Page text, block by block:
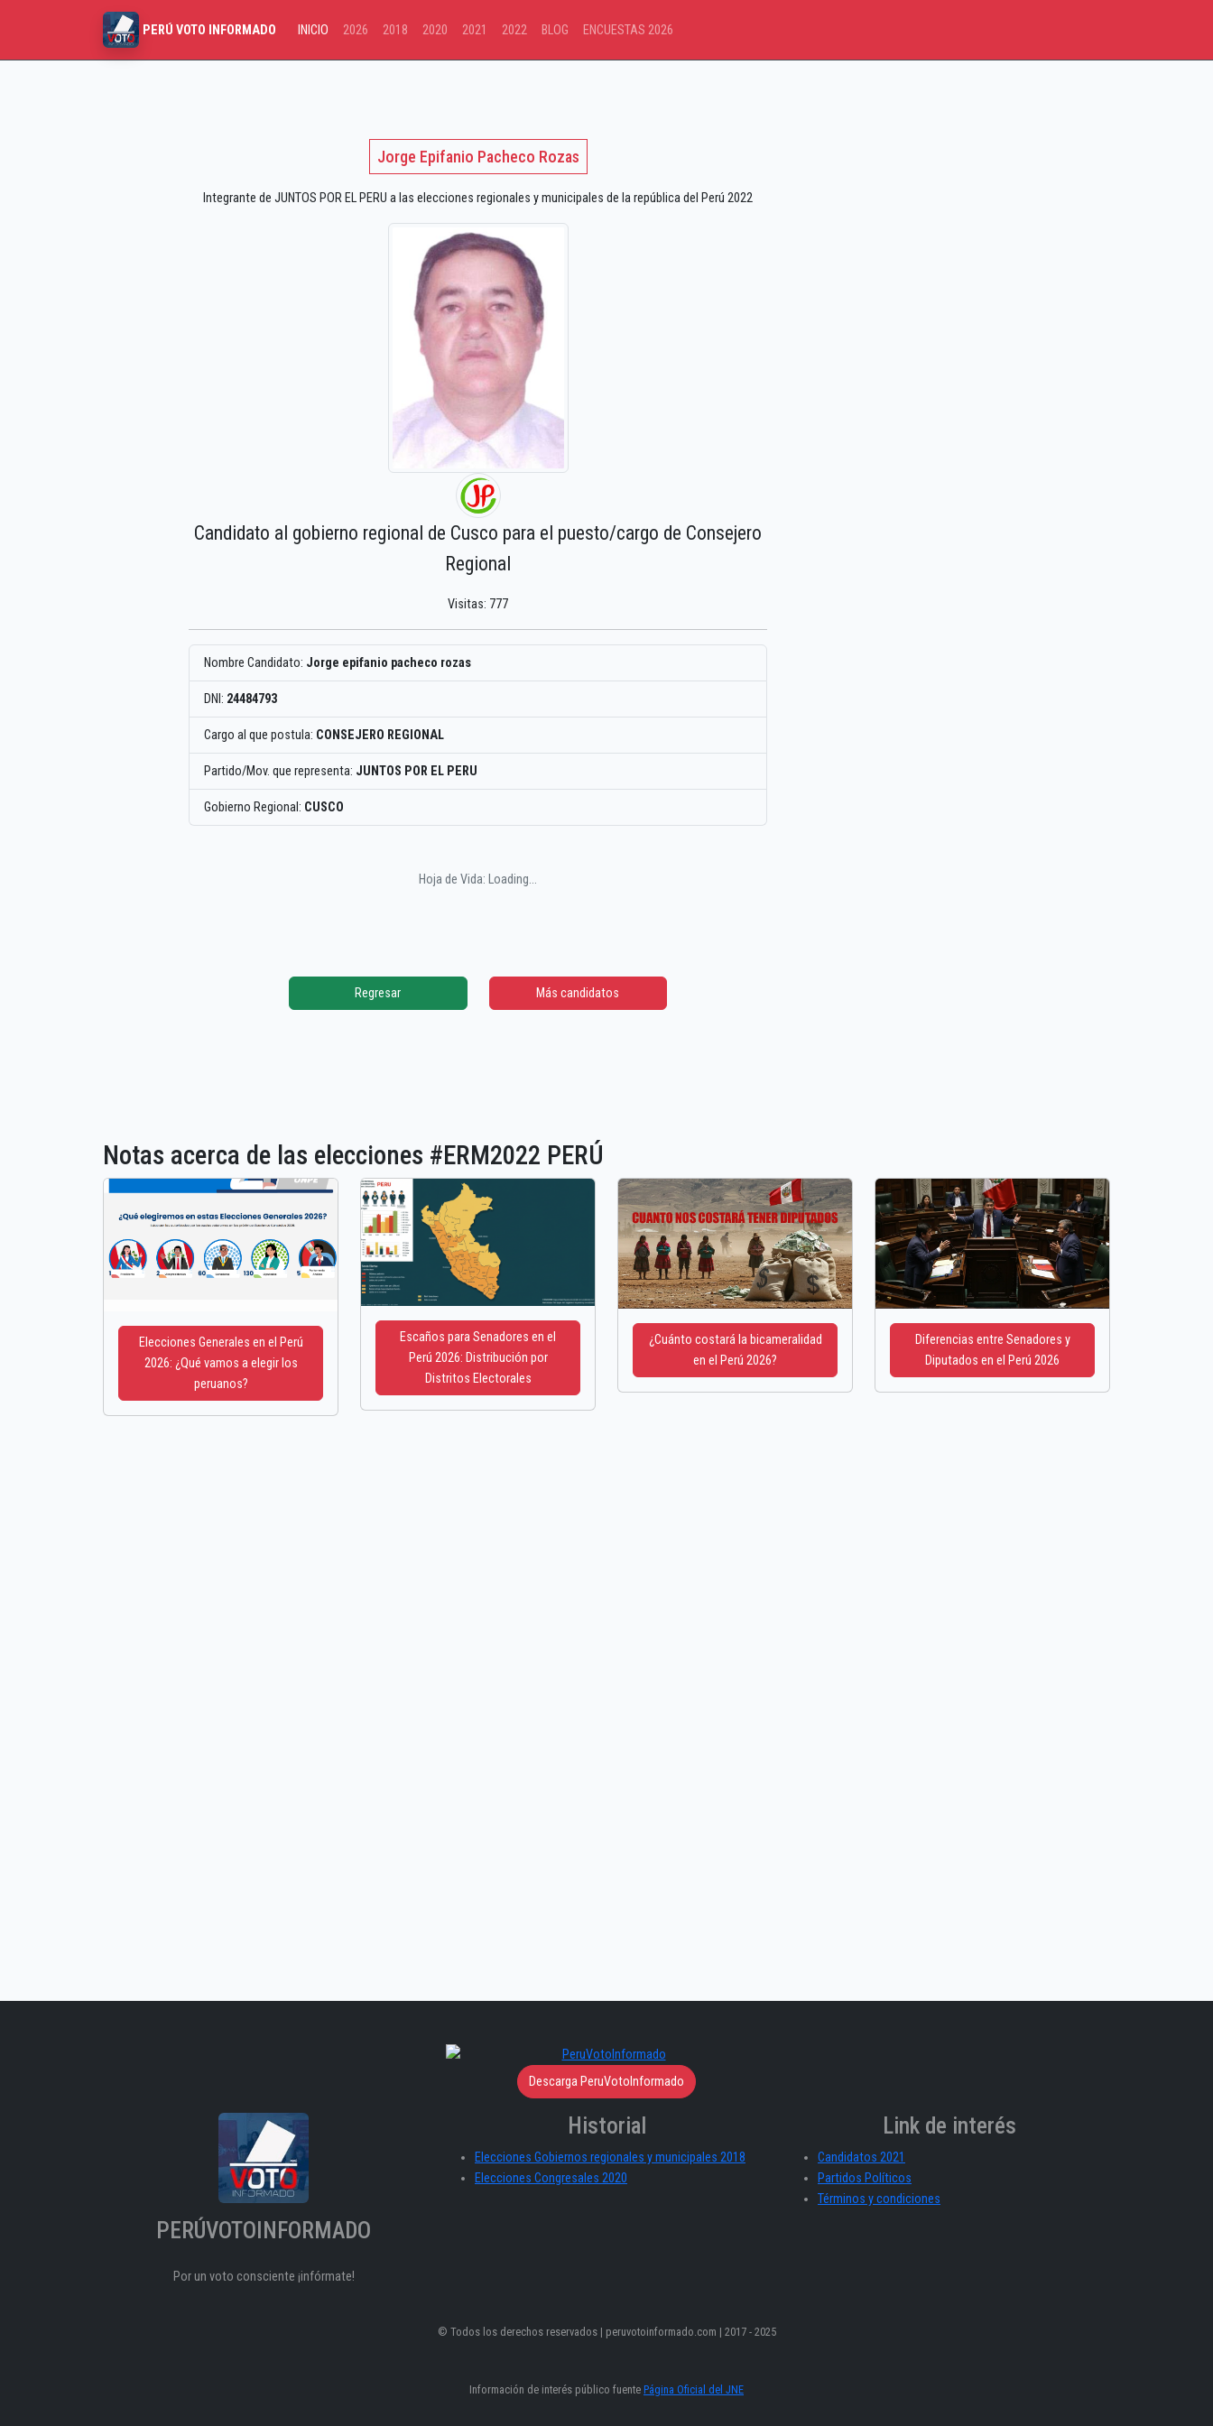
PERÚ VOTO INFORMADO INICIO 2026 2018 2020 2021 2022 BLOG ENCUESTAS 2026
Jorge Epifanio Pacheco Rozas
Integrante de JUNTOS POR EL PERU a las elecciones regionales y municipales de la república del Perú 2022
Candidato al gobierno regional de Cusco para el puesto/cargo de Consejero
Regional
Visitas: 777
Nombre Candidato: Jorge epifanio pacheco rozas
DNI: 24484793
Cargo al que postula: CONSEJERO REGIONAL
Partido/Mov. que representa: JUNTOS POR EL PERU
Gobierno Regional: CUSCO
Hoja de Vida: Loading...
Regresar Más candidatos
Notas acerca de las elecciones #ERM2022 PERÚ
Elecciones Generales en el Perú
2026: ¿Qué vamos a elegir los
peruanos?
Escaños para Senadores en el
Perú 2026: Distribución por
Distritos Electorales
¿Cuánto costará la bicameralidad
en el Perú 2026?
Diferencias entre Senadores y
Diputados en el Perú 2026
Descarga PeruVotoInformado
PERÚVOTOINFORMADO
Por un voto consciente ¡infórmate!
Historial
Elecciones Gobiernos regionales y municipales 2018
Elecciones Congresales 2020
Link de interés
Candidatos 2021
Partidos Políticos
Términos y condiciones
© Todos los derechos reservados | peruvotoinformado.com | 2017 - 2025
Información de interés público fuente Página Oficial del JNE